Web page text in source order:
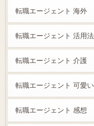
転職エージェント 海外
転職エージェント 活用法
転職エージェント 介護
転職エージェント 可愛い
転職エージェント 感想